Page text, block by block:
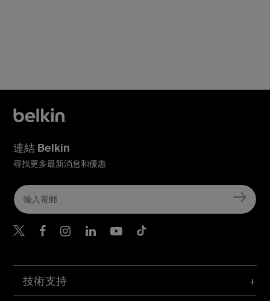
技術支持
連結 Belkin
尋找更多最新消息和優惠
Belkin Twitter
Belkin Hong Kong
Belkin Instagram
Belkin Hong Kong
Belkin Youtube
Belkin TikTok